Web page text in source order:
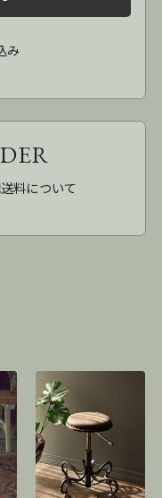
み
料について